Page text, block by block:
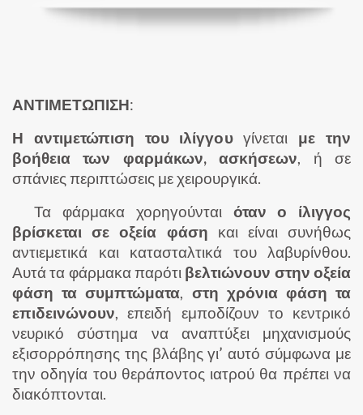
ΑΝΤΙΜΕΤΩΠΙΣΗ:
Η αντιμετώπιση του ιλίγγουγίνεται με την
βοήθεια των φαρμάκων, ασκήσεων, ή σε
σπάνιες περιπτώσεις με χειρουργικά.
Τα φάρμακα χορηγούνται όταν ο ίλιγγος
βρίσκεται σε οξεία φάση και είναι συνήθως
αντιεμετικά και κατασταλτικά του λαβυρίνθου.
Αυτά τα φάρμακα παρότι βελτιώνουν στην οξεία
φάση τα συμπτώματα, στη χρόνια φάση τα
επιδεινώνουν, επειδή εμποδίζουν το κεντρικό
νευρικό σύστημα να αναπτύξει μηχανισμούς
εξισορρόπησης της βλάβης γι’ αυτό σύμφωνα με
την οδηγία του θεράποντος ιατρού θα πρέπει να
διακόπτονται.